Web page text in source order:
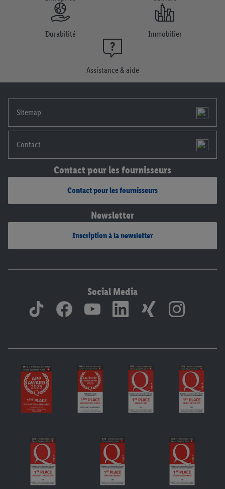
Durabilité Immobilier
Assistance & aide
Sitemap
Contact
Contact pour les fournisseurs
Contact pour les fournisseurs
Newsletter
Inscription à la newsletter
Social Media